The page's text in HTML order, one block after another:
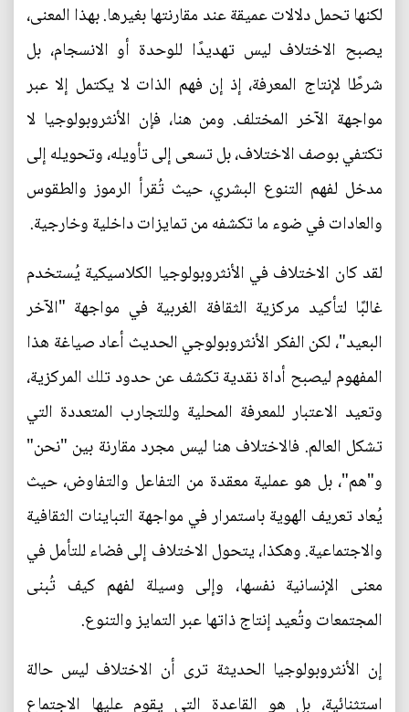
لكنها تحمل دلالات عميقة عند مقارنتها بغيرها. بهذا المعنى،
يصبح الاختلاف ليس تهديدًا للوحدة أو الانسجام، بل
شرطًا لإنتاج المعرفة، إذ إن فهم الذات لا يكتمل إلا عبر
مواجهة الآخر المختلف. ومن هنا، فإن الأنثروبولوجيا لا
تكتفي بوصف الاختلاف، بل تسعى إلى تأويله، وتحويله إلى
مدخل لفهم التنوع البشري، حيث تُقرأ الرموز والطقوس
والعادات في ضوء ما تكشفه من تمايزات داخلية وخارجية.
لقد كان الاختلاف في الأنثروبولوجيا الكلاسيكية يُستخدم
غالبًا لتأكيد مركزية الثقافة الغربية في مواجهة "الآخر
البعيد"، لكن الفكر الأنثروبولوجي الحديث أعاد صياغة هذا
المفهوم ليصبح أداة نقدية تكشف عن حدود تلك المركزية،
وتعيد الاعتبار للمعرفة المحلية وللتجارب المتعددة التي
تشكل العالم. فالاختلاف هنا ليس مجرد مقارنة بين "نحن"
و"هم"، بل هو عملية معقدة من التفاعل والتفاوض، حيث
يُعاد تعريف الهوية باستمرار في مواجهة التباينات الثقافية
والاجتماعية. وهكذا، يتحول الاختلاف إلى فضاء للتأمل في
معنى الإنسانية نفسها، وإلى وسيلة لفهم كيف تُبنى
المجتمعات وتُعيد إنتاج ذاتها عبر التمايز والتنوع.
إن الأنثروبولوجيا الحديثة ترى أن الاختلاف ليس حالة
استثنائية، بل هو القاعدة التي يقوم عليها الاجتماع